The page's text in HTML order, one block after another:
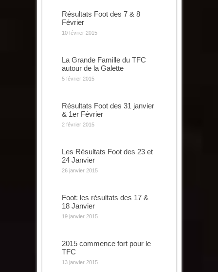
Résultats Foot des 7 & 8
Février
10 février 2015
La Grande Famille du TFC
autour de la Galette
5 février 2015
Résultats Foot des 31 janvier
& 1er Février
2 février 2015
Les Résultats Foot des 23 et
24 Janvier
26 janvier 2015
Foot: les résultats des 17 &
18 Janvier
19 janvier 2015
2015 commence fort pour le
TFC
13 janvier 2015